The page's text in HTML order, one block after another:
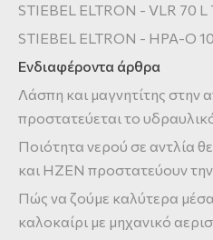
STIEBEL ELTRON - VLR 70 L
STIEBEL ELTRON - HPA-O
Ενδιαφέροντα άρθρα
Λάσπη και μαγνητίτης στην
προστατεύεται το
Ποιότητα νερού σε αντλία
και HZEN προστατεύουν
Πώς να ζούμε καλύτερα μέσα
καλοκαίρι με μηχανικό